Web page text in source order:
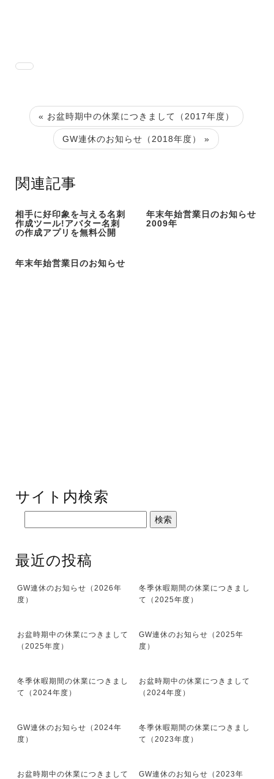
« お盆時期中の休業につきまして（2017年度）
GW連休のお知らせ（2018年度） »
関連記事
相手に好印象を与える名刺
作成ツール!アバター名刺
の作成アプリを無料公開
年末年始営業日のお知らせ
2009年
年末年始営業日のお知らせ
サイト内検索
最近の投稿
GW連休のお知らせ（2026年
度）
冬季休暇期間の休業につきまし
て（2025年度）
お盆時期中の休業につきまして
（2025年度）
GW連休のお知らせ（2025年
度）
冬季休暇期間の休業につきまし
て（2024年度）
お盆時期中の休業につきまして
（2024年度）
GW連休のお知らせ（2024年
度）
冬季休暇期間の休業につきまし
て（2023年度）
お盆時期中の休業につきまして
GW連休のお知らせ（2023年